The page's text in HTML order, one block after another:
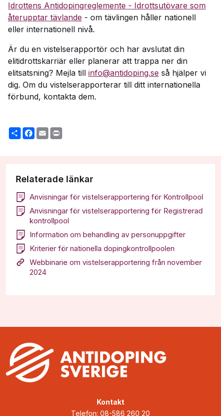
Idrottens Antidopingreglemente - Idrottsutövare som
återupptar tävlande - om tävlingen håller nationell
eller internationell nivå.
Är du en vistelserapportör och har avslutat din
elitidrottskarriär eller planerar att trappa ner din
elitsatsning? Mejla till info@antidoping.se så hjälper vi
dig. Om du vistelserapporterar till ditt internationella
förbund, kontakta dem.
ShareFacebook
Email
Relaterade länkar
Anvisningar för vistelserapportering för Kontrollpool
Anvisningar för vistelserapportering för Registrerad
kontrollpool
Information om behandling av personuppgifter
Kriterier för nationella dopingkontrollpoolen
Webbinarie om vistelserapportering från november
2024
Kontakt
Telefon: 08-586 260 20